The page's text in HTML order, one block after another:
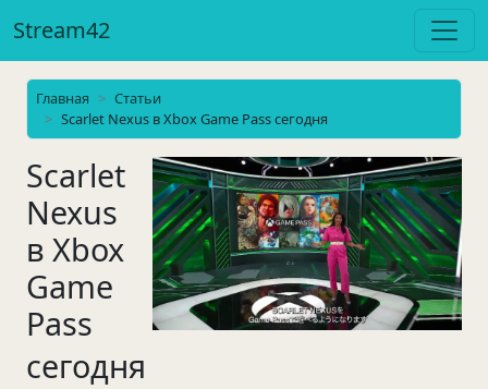
Stream42
Главная
Статьи
Scarlet Nexus в Xbox Game Pass сегодня
Scarlet
Nexus
в Xbox
Game
Pass
сегодня